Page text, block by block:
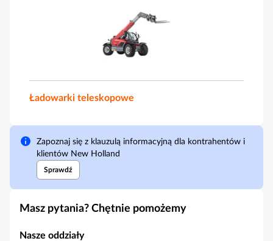
Ładowarki teleskopowe
Zapoznaj się z klauzulą informacyjną dla kontrahentów i
klientów New Holland
Sprawdź
Masz pytania? Chętnie pomożemy
Nasze oddziały